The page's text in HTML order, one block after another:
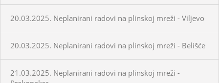
20.03.2025. Neplanirani radovi na plinskoj mreži - Viljevo
20.03.2025. Neplanirani radovi na plinskoj mreži - Belišće
21.03.2025. Neplanirani radovi na plinskoj mreži -